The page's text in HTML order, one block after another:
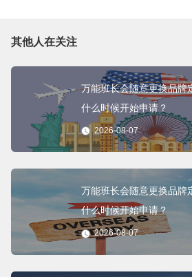
其他人在关注
万能班长会随意更换品牌
什么时候开始申请？
2026-08-07
万能班长会随意更换品牌
什么时候开始申请？
2026-08-07